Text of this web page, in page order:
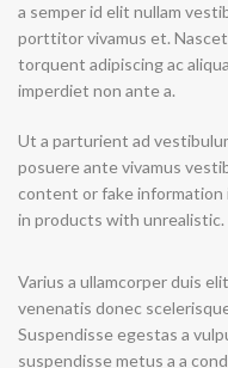
a semper id elit nullam
porttitor vivamus et.
torquent adipiscing ac
imperdiet non ante a.
Ut a parturient ad
posuere ante vivamus
content or fake information
in products with unrealistic.
Varius a ullamcorper duis
venenatis donec
Suspendisse egestas a
suspendisse metus a a